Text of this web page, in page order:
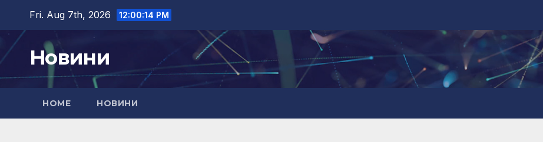
content
Fri. Aug 7th, 2026 12:00:15 PM
Новини
HOME НОВИНИ